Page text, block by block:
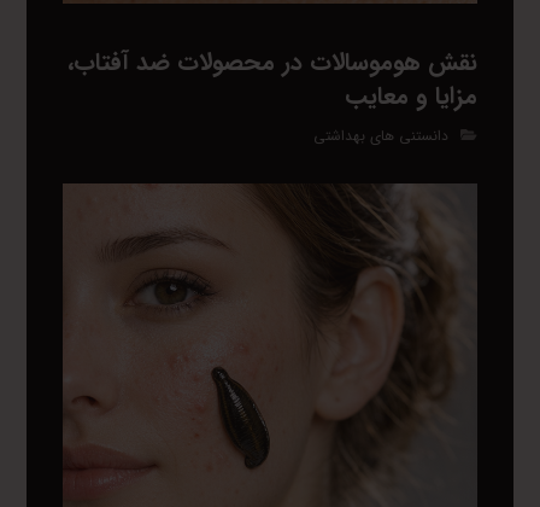
نقش هوموسالات در محصولات ضد آفتاب،
مزایا و معایب
دانستنی های بهداشتی